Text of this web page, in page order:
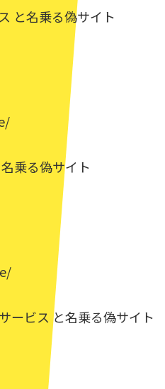
と名乗る偽サイト
乗る偽サイト
ービス と名乗る偽サイト